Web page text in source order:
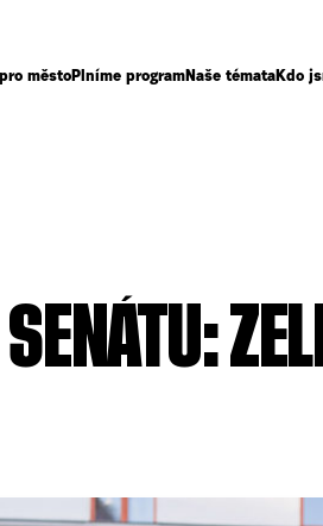
městoPlníme programNaše témataKdo